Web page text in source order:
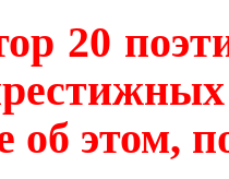
20
об этом,